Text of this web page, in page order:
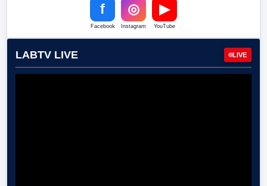
f
Facebook
◎
Instagram
▶
YouTube
LABTV LIVE LIVE